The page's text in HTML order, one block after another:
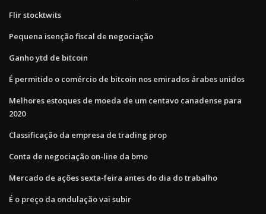
Flir stocktwits
Pequena isenção fiscal de negociação
Ganho ytd de bitcoin
É permitido o comércio de bitcoin nos emirados árabes unidos
Melhores estoques de moeda de um centavo canadense para
2020
Classificação da empresa de trading prop
Conta de negociação on-line da bmo
Mercado de ações sexta-feira antes do dia do trabalho
É o preço da ondulação vai subir